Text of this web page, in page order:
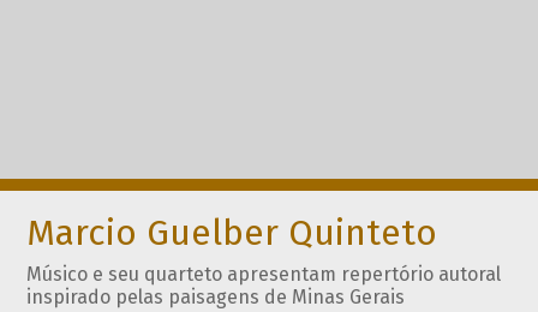
Marcio Guelber Quinteto
Músico e seu quarteto apresentam repertório autoral
inspirado pelas paisagens de Minas Gerais